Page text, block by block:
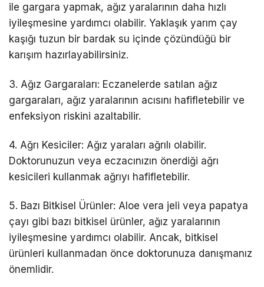
ile gargara yapmak, ağız yaralarının daha hızlı
iyileşmesine yardımcı olabilir. Yaklaşık yarım çay
kaşığı tuzun bir bardak su içinde çözündüğü bir
karışım hazırlayabilirsiniz.
3. Ağız Gargaraları: Eczanelerde satılan ağız
gargaraları, ağız yaralarının acısını hafifletebilir ve
enfeksiyon riskini azaltabilir.
4. Ağrı Kesiciler: Ağız yaraları ağrılı olabilir.
Doktorunuzun veya eczacınızın önerdiği ağrı
kesicileri kullanmak ağrıyı hafifletebilir.
5. Bazı Bitkisel Ürünler: Aloe vera jeli veya papatya
çayı gibi bazı bitkisel ürünler, ağız yaralarının
iyileşmesine yardımcı olabilir. Ancak, bitkisel
ürünleri kullanmadan önce doktorunuza danışmanız
önemlidir.